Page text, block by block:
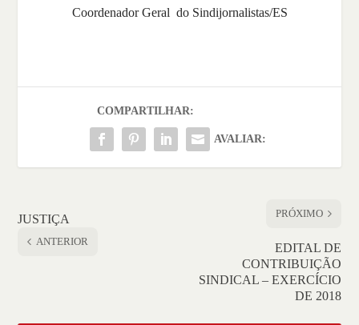
Coordenador Geral do Sindijornalistas/ES
COMPARTILHAR:
AVALIAR:
JUSTIÇA
ANTERIOR
PRÓXIMO
EDITAL DE
CONTRIBUIÇÃO
SINDICAL – EXERCÍCIO
DE 2018